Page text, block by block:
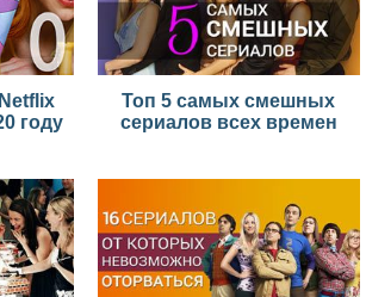
году
Топ 5 самых смешных
сериалов всех времен